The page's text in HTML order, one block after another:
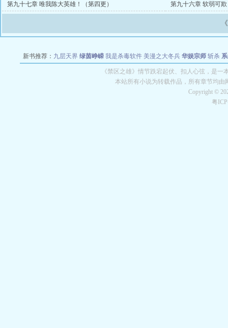
第九十七章 唯我陈大英雄！（第四更） 第九十六章 软弱可
新书推荐： 九层天界 绿茵峥嵘 我是杀毒软件 美漫之大冬兵 华娱宗师 斩杀
教练万岁 都市全能巨星 绝对交易 全职武神 位面复
《禁区之雄》情节跌宕起伏、扣人心弦，是
本站所有小说为转载作品，所有章节均
Copyright ©
粤